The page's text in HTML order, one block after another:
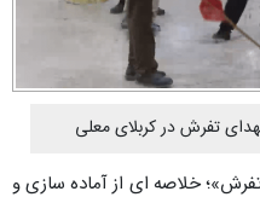
تفرش در کربلای معلی
خلاصه ای از آماده سازی و